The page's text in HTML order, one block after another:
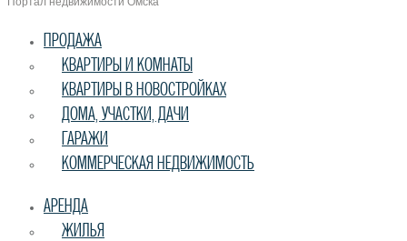
ПРОДАЖА
КВАРТИРЫ И КОМНАТЫ
КВАРТИРЫ В НОВОСТРОЙКАХ
ДОМА, УЧАСТКИ, ДАЧИ
ГАРАЖИ
КОММЕРЧЕСКАЯ НЕДВИЖИМОСТЬ
АРЕНДА
ЖИЛЬЯ